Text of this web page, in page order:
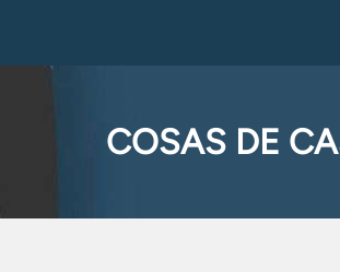
COSAS DE